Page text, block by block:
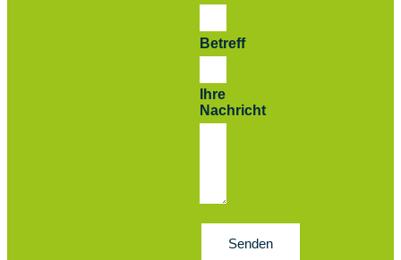
Betreff
Ihre
Nachricht
Senden